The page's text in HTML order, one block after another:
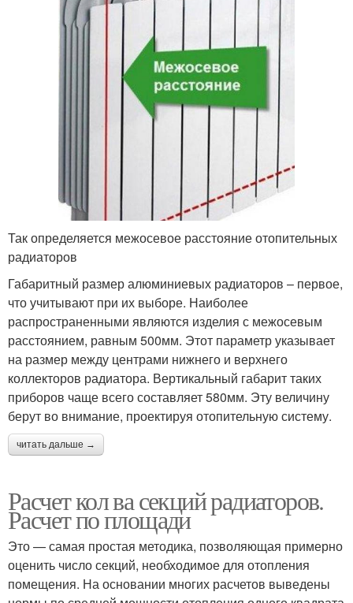
Так определяется межосевое расстояние отопительных
радиаторов
Габаритный размер алюминиевых радиаторов – первое,
что учитывают при их выборе. Наиболее
распространенными являются изделия с межосевым
расстоянием, равным 500мм. Этот параметр указывает
на размер между центрами нижнего и верхнего
коллекторов радиатора. Вертикальный габарит таких
приборов чаще всего составляет 580мм. Эту величину
берут во внимание, проектируя отопительную систему.
читать дальше →
Расчет кол ва секций радиаторов.
Расчет по площади
Это — самая простая методика, позволяющая примерно
оценить число секций, необходимое для отопления
помещения. На основании многих расчетов выведены